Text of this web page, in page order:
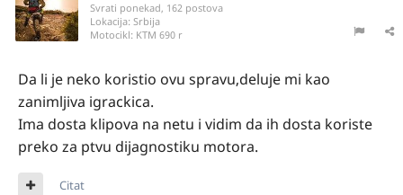
Svrati ponekad, 162 postova
Lokacija: Srbija
Motocikl: KTM 690 r
Da li je neko koristio ovu spravu,deluje mi kao
zanimljiva igrackica.
Ima dosta klipova na netu i vidim da ih dosta koriste
preko za ptvu dijagnostiku motora.
Citat